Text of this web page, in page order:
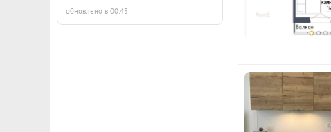
обновлено в 00:45